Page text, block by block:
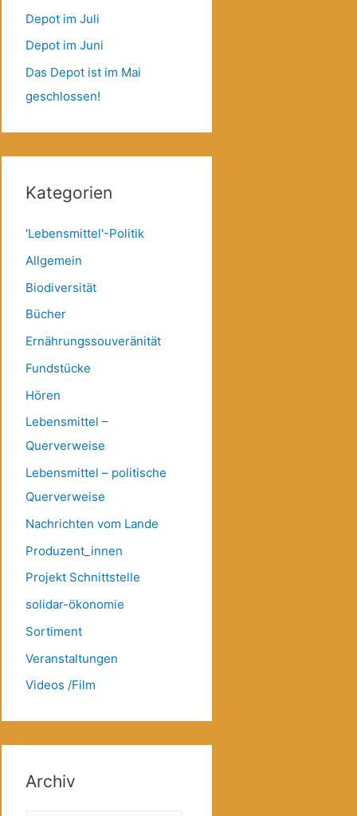
Depot im Juli
Depot im Juni
Das Depot ist im Mai
geschlossen!
Kategorien
'Lebensmittel'-Politik
Allgemein
Biodiversität
Bücher
Ernährungssouveränität
Fundstücke
Hören
Lebensmittel –
Querverweise
Lebensmittel – politische
Querverweise
Nachrichten vom Lande
Produzent_innen
Projekt Schnittstelle
solidar-ökonomie
Sortiment
Veranstaltungen
Videos /Film
Archiv